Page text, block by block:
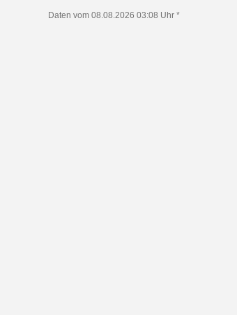
Daten vom 08.08.2026 03:08 Uhr *